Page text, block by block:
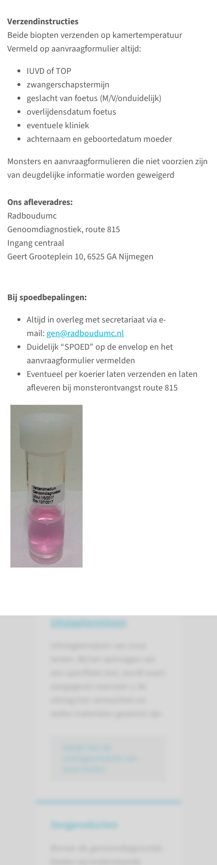
Verzendinstructies
Beide biopten verzenden op kamertemperatuur
Vermeld op aanvraagformulier altijd:
IUVD of TOP
zwangerschapstermijn
geslacht van foetus (M/V/onduidelijk)
overlijdensdatum foetus
eventuele kliniek
achternaam en geboortedatum moeder
Monsters en aanvraagformulieren die niet voorzien zijn
van deugdelijke informatie worden geweigerd
Ons afleveradres:
Radboudumc
Genoomdiagnostiek, route 815
Ingang centraal
Geert Grooteplein 10, 6525 GA Nijmegen
Bij spoedbepalingen:
Altijd in overleg met secretariaat via e-
mail:gen@radboudumc.nl
Duidelijk “SPOED” op de envelop en het
aanvraagformulier vermelden
Eventueel per koerier laten verzenden en laten
afleveren bij monsterontvangst route 815
diagnostiek aanvragen
vraag uw test aan
Contactinformatie
lees meer
Nieuws
Recente nieuwsberichten vind
je op de externe
Genoomdiagnostiek website
van Radboudumc en Maastricht
Samenwerking
Radboudumc en Maastricht
UMC+
Informatie (voor
verwijzers) en
toestemmings-
formulieren
lees meer
Uitslagtermijnen
Zorgproducten